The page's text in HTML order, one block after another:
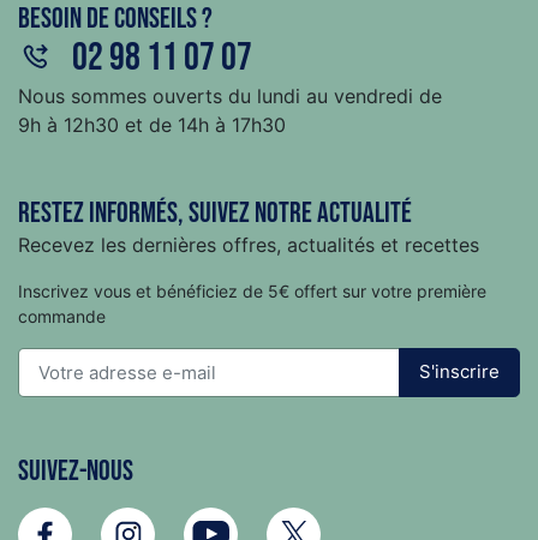
Besoin de conseils ?
02 98 11 07 07
Nous sommes ouverts du lundi au vendredi de
9h à 12h30 et de 14h à 17h30
Restez informés, suivez notre actualité
Recevez les dernières offres, actualités et recettes
Inscrivez vous et bénéficiez de 5€ offert sur votre première
commande
S'inscrire
Suivez-nous